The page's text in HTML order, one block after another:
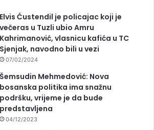
Elvis Ćustendil je policajac koji je
večeras u Tuzli ubio Amru
Kahrimanović, vlasnicu kafića u TC
Sjenjak, navodno bili u vezi
07/02/2024
Šemsudin Mehmedović: Nova
bosanska politika ima snažnu
podršku, vrijeme je da bude
predstavljena
04/12/2023